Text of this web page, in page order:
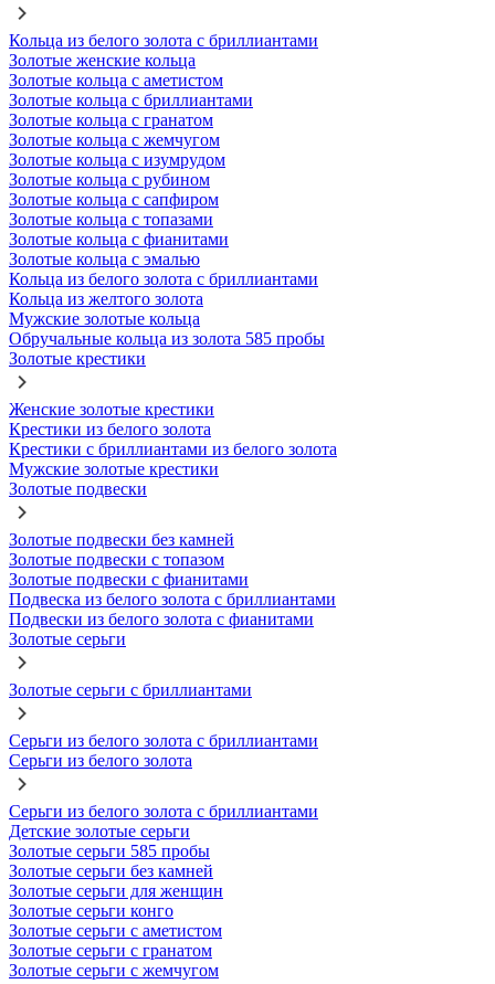
Кольца из белого золота с бриллиантами
Золотые женские кольца
Золотые кольца с аметистом
Золотые кольца с бриллиантами
Золотые кольца с гранатом
Золотые кольца с жемчугом
Золотые кольца с изумрудом
Золотые кольца с рубином
Золотые кольца с сапфиром
Золотые кольца с топазами
Золотые кольца с фианитами
Золотые кольца с эмалью
Кольца из белого золота с бриллиантами
Кольца из желтого золота
Мужские золотые кольца
Обручальные кольца из золота 585 пробы
Золотые крестики
Женские золотые крестики
Крестики из белого золота
Крестики с бриллиантами из белого золота
Мужские золотые крестики
Золотые подвески
Золотые подвески без камней
Золотые подвески с топазом
Золотые подвески с фианитами
Подвеска из белого золота с бриллиантами
Подвески из белого золота с фианитами
Золотые серьги
Золотые серьги с бриллиантами
Серьги из белого золота с бриллиантами
Серьги из белого золота
Серьги из белого золота с бриллиантами
Детские золотые серьги
Золотые серьги 585 пробы
Золотые серьги без камней
Золотые серьги для женщин
Золотые серьги конго
Золотые серьги с аметистом
Золотые серьги с гранатом
Золотые серьги с жемчугом